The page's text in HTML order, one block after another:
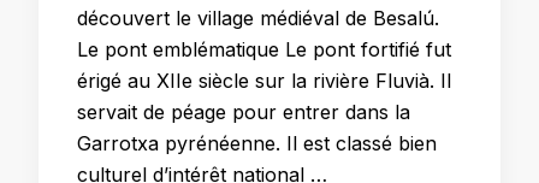
découvert le village médiéval de Besalú.
Le pont emblématique Le pont fortifié fut
érigé au XIIe siècle sur la rivière Fluvià. Il
servait de péage pour entrer dans la
Garrotxa pyrénéenne. Il est classé bien
culturel d’intérêt national …